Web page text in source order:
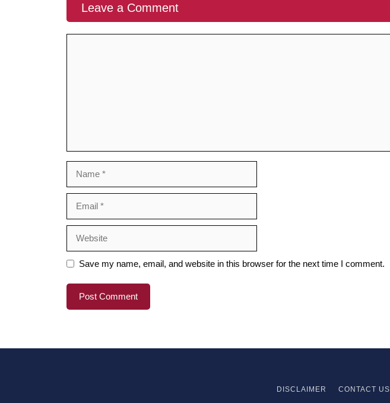
Leave a Comment
Save my name, email, and website in this browser for the next time I comment.
DISCLAIMER CONTACT US